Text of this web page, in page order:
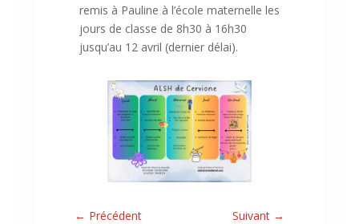
remis à Pauline à l’école maternelle les
jours de classe de 8h30 à 16h30
jusqu’au 12 avril (dernier délai).
← Précédent Suivant →